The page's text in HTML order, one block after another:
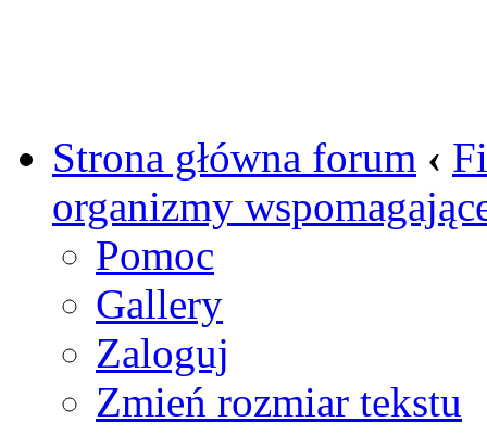
Strona główna forum ‹
organizmy
Pomoc
Gallery
Zaloguj
Zmień rozmiar tekstu